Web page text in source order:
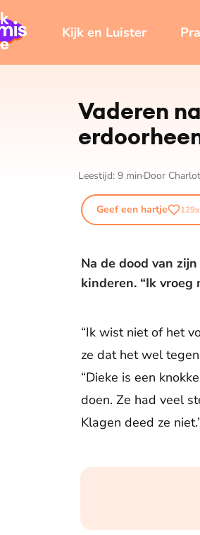
Kijk en Luister
Vaderen
Leestijd: 9 min Door
Geef een hartje 129x
Na de dood van
kinderen. “Ik
“Ik wist niet of het
ze dat het wel
“Dieke is een
doen. Ze had veel
Klagen deed ze